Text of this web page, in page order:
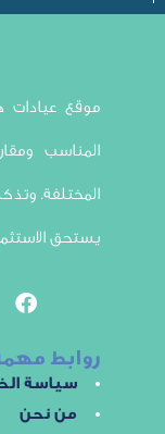
هنا لمساعدتك
ومقارنة الأسعار
وتذكروا دائماً أن
في عيادة
الخصوصية